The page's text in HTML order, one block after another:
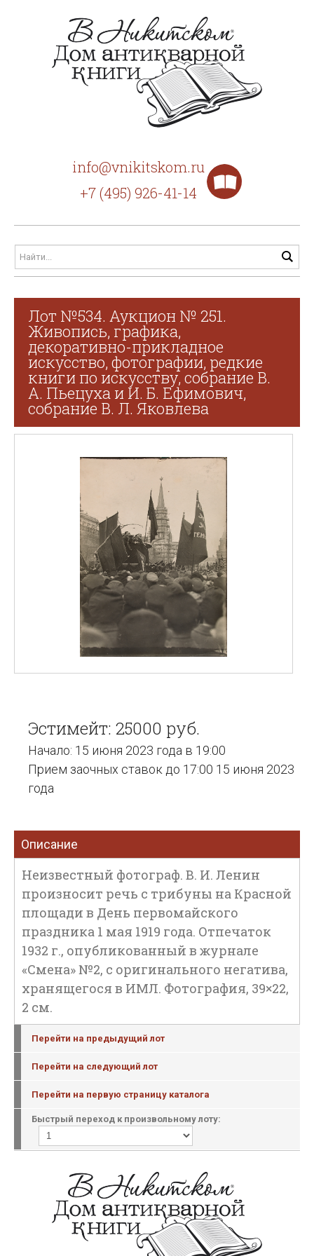
info@vnikitskom.ru
+7 (495) 926-41-14
Лот №534. Аукцион № 251.
Живопись, графика,
декоративно-прикладное
искусство, фотографии, редкие
книги по искусству, собрание В.
А. Пьецуха и И. Б. Ефимович,
собрание В. Л. Яковлева
Эстимейт: 25000 руб.
Начало: 15 июня 2023 года в 19:00
Прием заочных ставок до 17:00 15 июня 2023
года
Описание
Неизвестный фотограф. В. И. Ленин
произносит речь с трибуны на Красной
площади в День первомайского
праздника 1 мая 1919 года. Отпечаток
1932 г., опубликованный в журнале
«Смена» №2, с оригинального негатива,
хранящегося в ИМЛ. Фотография, 39×22,
2 см.
Перейти на предыдущий лот
Перейти на следующий лот
Перейти на первую страницу каталога
Быстрый переход к произвольному лоту: